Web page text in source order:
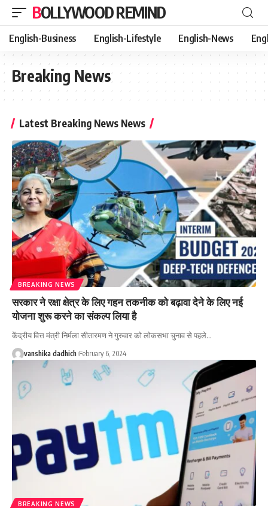
BOLLYWOOD REMIND
English-Business English-Lifestyle English-News
Breaking News
Latest Breaking News News
BREAKING NEWS
सरकार ने रक्षा क्षेत्र के लिए गहन तकनीक को बढ़ावा देने के लिए नई
योजना शुरू करने का संकल्प लिया है
केंद्रीय वित्त मंत्री निर्मला सीतारमण ने गुरुवार को लोकसभा चुनाव से पहले…
vanshika dadhich February 6, 2024
BREAKING NEWS